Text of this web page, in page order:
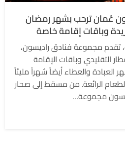
عُمان ترحب بشهر رمضان
وباقات إقامة خاصة
تقدم مجموعة فنادق راديسون،
التقليدي وباقات الإقامة
والعطاء أيضاً شهراً مليئاً
الرائعة. من مسقط إلى صحار
مجموعة…